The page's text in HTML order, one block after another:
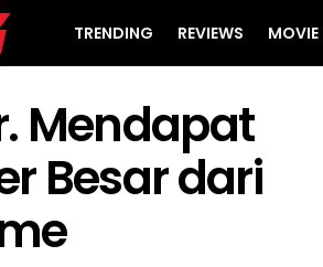
TRENDING REVIEWS MOVIE
Mendapat
Besar dari